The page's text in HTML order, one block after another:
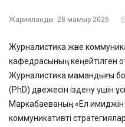
Жарияланды: 28 мамыр 2026
Журналистика және
кафедрасының кеңейтілген
Журналистика мамандығы
(PhD) дәрежесін іздену үшін
Маркабаеваның «Ел
коммуникативті